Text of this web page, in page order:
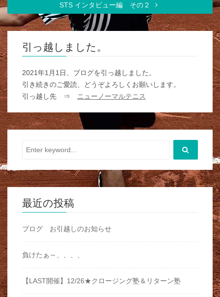
STS インタビュー編 その２
引っ越しました。
2021年1月1日、ブログを引っ越しました。
引き続きのご愛読、どうぞよろしくお願いします。
引っ越し先 ⇒
ニューノーマルテニス
最近の投稿
ブログ お引越しのお知らせ
負けたぁ～、、、、
【LAST開催】12/26★クロージング塾＆リターン塾